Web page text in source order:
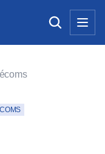
fenêtre)
fenêtre)